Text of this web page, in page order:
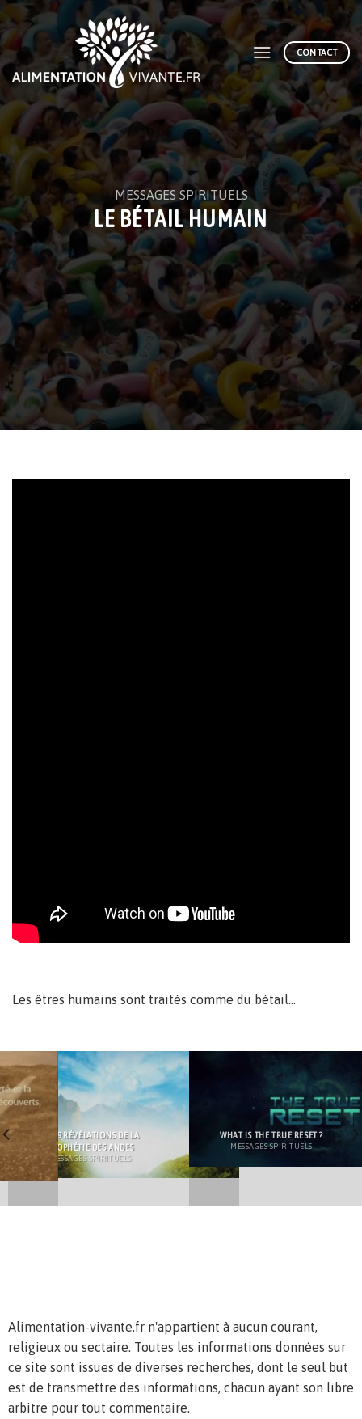
Skip
to
content
CONTACT
MESSAGES SPIRITUELS
LE BÉTAIL HUMAIN
Les êtres humains sont traités comme du bétail…
LES 9 RÉVÉLATIONS DE LA
PROPHÉTIE DES ANDES
MESSAGES SPIRITUELS
WHAT IS THE TRUE RESET ?
MESSAGES SPIRITUELS
Alimentation-vivante.fr n'appartient à aucun courant,
religieux ou sectaire. Toutes les informations données sur
ce site sont issues de diverses recherches, dont le seul but
est de transmettre des informations, chacun ayant son libre
arbitre pour tout commentaire.